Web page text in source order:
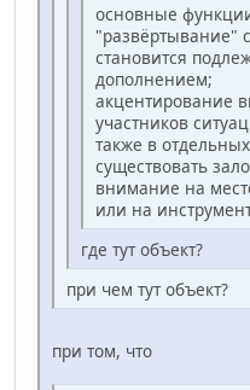
основные
"развёртывание"
становится
дополнением;
акцентирование
участников
также в
существовать
внимание на
или на
где тут объект?
при чем тут объект?
при том, что